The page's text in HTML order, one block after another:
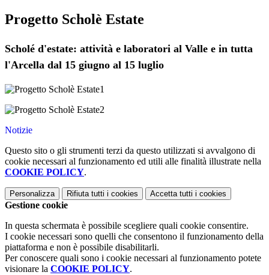
Progetto Scholè Estate
Scholé d'estate: attività e laboratori al Valle e in tutta
l'Arcella dal 15 giugno al 15 luglio
Notizie
Questo sito o gli strumenti terzi da questo utilizzati si avvalgono di
cookie necessari al funzionamento ed utili alle finalità illustrate nella
COOKIE POLICY.
Personalizza Rifiuta tutti i cookies Accetta tutti i cookies
Gestione cookie
In questa schermata è possibile scegliere quali cookie consentire.
I cookie necessari sono quelli che consentono il funzionamento della
piattaforma e non è possibile disabilitarli.
Per conoscere quali sono i cookie necessari al funzionamento potete
visionare la COOKIE POLICY.